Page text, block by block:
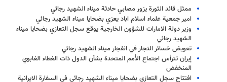
ممثل قائد الثورة يزور مصابي حادثة ميناء الشهيد رجائي
امير جمعية علماء اسلام اباد يعزي بضحايا ميناء الشهيد رجائي
وزير دولة الامارات للشؤون الخارجية يوقع سجل التعازي بضحايا ميناء
الشهيد رجائي
تعويض خسائر التجار في انفجار ميناء الشهيد رجائي
إيران تترأس اجتماع الأمم المتحدة بشأن الدول ذات الغطاء الغابوي
المنخفض
افتتاح سجل التعازي بضحايا ميناء الشهيد رجائي في السفارة الايرانية